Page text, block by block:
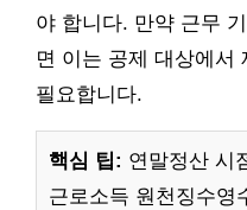
야 합니다. 만약 근무
면 이는 공제 대상에서
필요합니다.
핵심 팁: 연말정산 시
근로소득 원천징수영